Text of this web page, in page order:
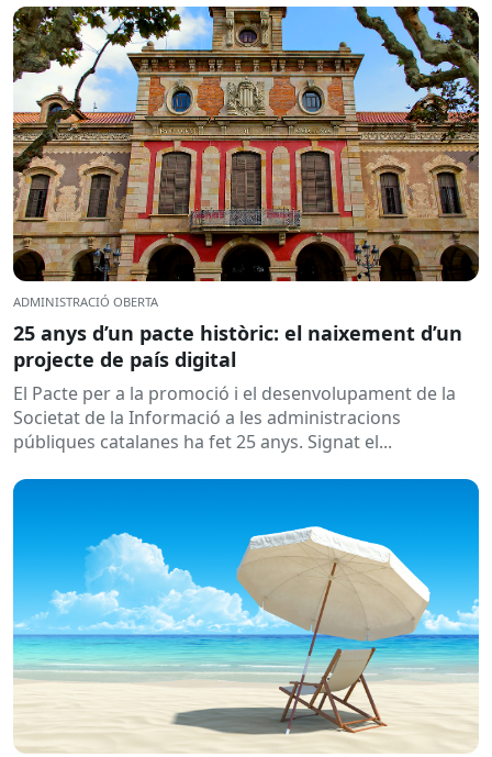
ADMINISTRACIÓ OBERTA
25 anys d’un pacte històric: el naixement d’un
projecte de país digital
El Pacte per a la promoció i el desenvolupament de la
Societat de la Informació a les administracions
públiques catalanes ha fet 25 anys. Signat el...